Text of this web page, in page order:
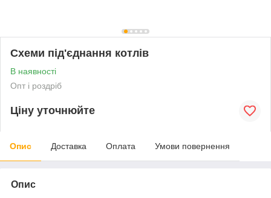
Схеми під'єднання котлів
В наявності
Опт і роздріб
Ціну уточнюйте
Опис Доставка Оплата Умови повернення
Опис